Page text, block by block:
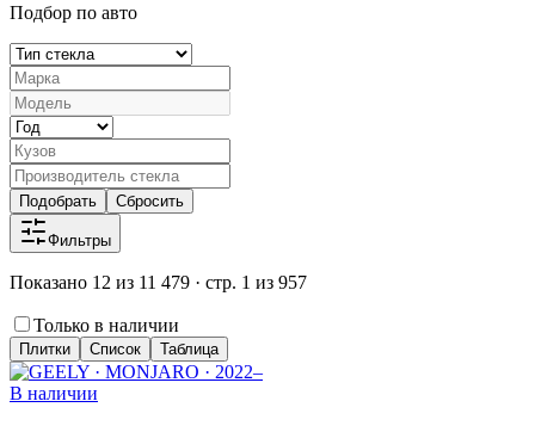
Подбор по авто
Подобрать Сбросить
Фильтры
Показано 12 из 11 479 · стр. 1 из 957
Только в наличии
Плитки Список Таблица
В наличии